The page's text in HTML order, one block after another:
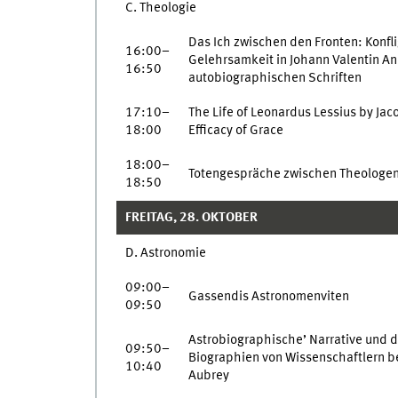
C. Theologie
16:00–
16:50
Das Ich zwischen den Fronten:
Gelehrsamkeit in Johann Valentin
autobiographischen Schriften
17:10–
18:00
The Life of Leonardus Lessius by
Efficacy of Grace
18:00–
18:50
Totengespräche zwischen
FREITAG, 28. OKTOBER
D. Astronomie
09:00–
09:50
Gassendis Astronomenviten
09:50–
10:40
Astrobiographische’ Narrative und
Biographien von Wissenschaftlern
Aubrey